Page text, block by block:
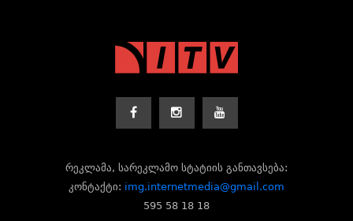
რეკლამა, სარეკლამო სტატიის განთავსება:
კონტაქტი: img.internetmedia@gmail.com
595 58 18 18